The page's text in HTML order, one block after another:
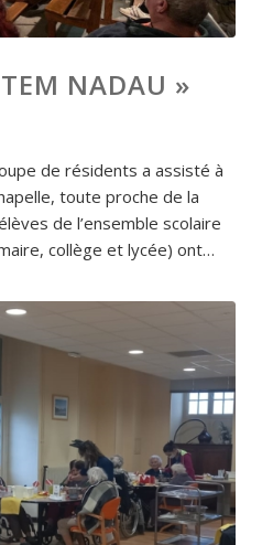
NADAU »
de résidents a assisté à
toute proche de la
de l’ensemble scolaire
collège et lycée) ont…